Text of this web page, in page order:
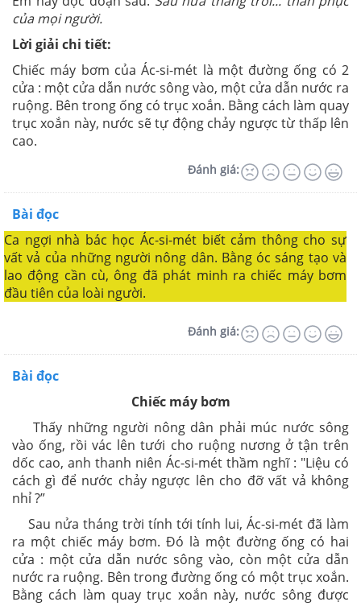
của mọi người.
Lời giải chi tiết:
Chiếc máy bơm của Ác-si-mét là một đường ống có 2
cửa : một cửa dẫn nước sông vào, một cửa dẫn nước ra
ruộng. Bên trong ống có trục xoắn. Bằng cách làm quay
trục xoắn này, nước sẽ tự động chảy ngược từ thấp lên
cao.
Đánh giá:
Bài đọc
Ca ngợi nhà bác học Ác-si-mét biết cảm thông cho sự
vất vả của những người nông dân. Bằng óc sáng tạo và
lao động cần cù, ông đã phát minh ra chiếc máy bơm
đầu tiên của loài người.
Đánh giá:
Bài đọc
Chiếc máy bơm
Thấy những người nông dân phải múc nước sông
vào ống, rồi vác lên tưới cho ruộng nương ở tận trên
dốc cao, anh thanh niên Ác-si-mét thầm nghĩ : "Liệu có
cách gì để nước chảy ngược lên cho đỡ vất vả không
nhỉ ?”
Sau nửa tháng trời tính tới tính lui, Ác-si-mét đã làm
ra một chiếc máy bơm. Đó là một đường ống có hai
cửa : một cửa dẫn nước sông vào, còn một cửa dẫn
nước ra ruộng. Bên trong đường ống có một trục xoắn.
Bằng cách làm quay trục xoắn này, nước sông được